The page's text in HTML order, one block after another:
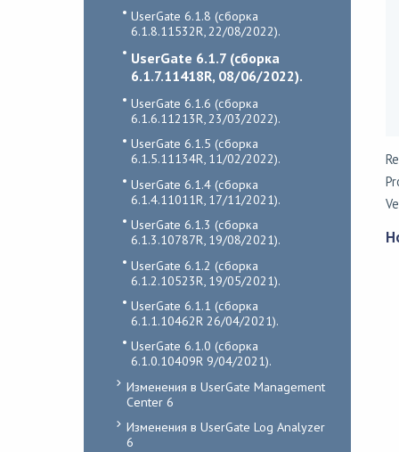
UserGate 6.1.8 (сборка
6.1.8.11532R, 22/08/2022).
UserGate 6.1.7 (сборка
6.1.7.11418R, 08/06/2022).
UserGate 6.1.6 (сборка
6.1.6.11213R, 23/03/2022).
UserGate 6.1.5 (сборка
6.1.5.11134R, 11/02/2022).
UserGate 6.1.4 (сборка
6.1.4.11011R, 17/11/2021).
UserGate 6.1.3 (сборка
6.1.3.10787R, 19/08/2021).
UserGate 6.1.2 (сборка
6.1.2.10523R, 19/05/2021).
UserGate 6.1.1 (сборка
6.1.1.10462R 26/04/2021).
UserGate 6.1.0 (сборка
6.1.0.10409R 9/04/2021).
Изменения в UserGate Management
Center 6
Изменения в UserGate Log Analyzer
6